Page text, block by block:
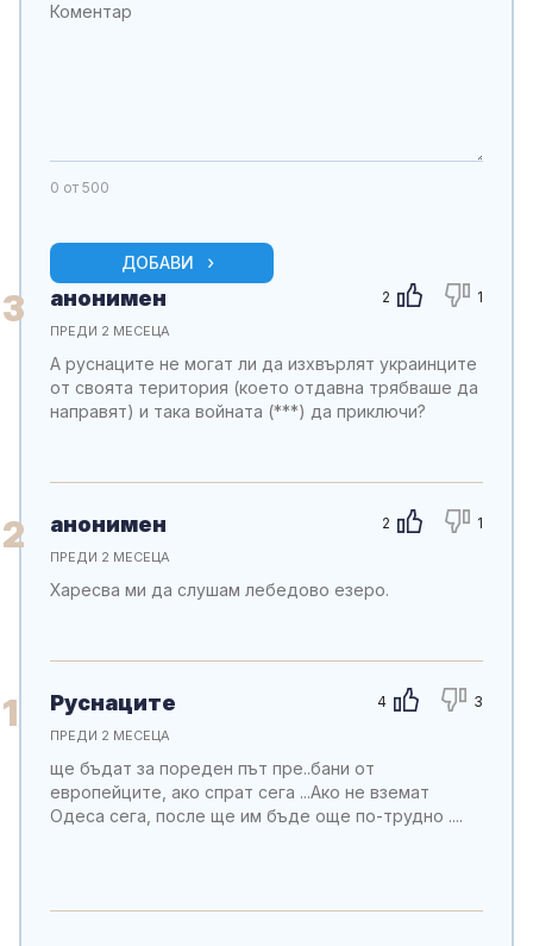
0 от 500
ДОБАВИ
3 2 1
анонимен
ПРЕДИ 2 МЕСЕЦА
А руснаците не могат ли да изхвърлят украинците
от своята територия (което отдавна трябваше да
направят) и така войната (***) да приключи?
2 2 1
анонимен
ПРЕДИ 2 МЕСЕЦА
Харесва ми да слушам лебедово езеро.
1 4 3
Руснаците
ПРЕДИ 2 МЕСЕЦА
ще бъдат за пореден път пре..бани от
европейците, ако спрат сега ...Ако не вземат
Одеса сега, после ще им бъде още по-трудно ....